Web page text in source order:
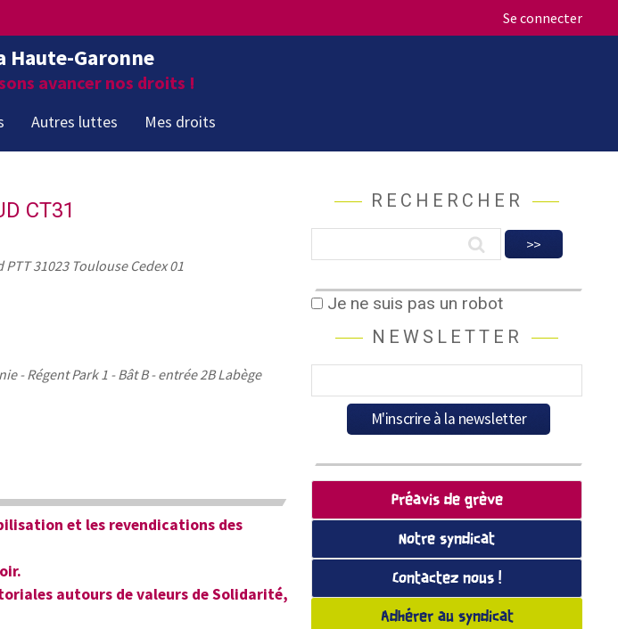
Se connecter
Haute-Garonne
avancer nos droits !
Autres luttes Mes droits
CT31
31023 Toulouse Cedex 01
- Régent Park 1 - Bât B - entrée 2B Labège
et les revendications des
autours de valeurs de Solidarité,
RECHERCHER
Je ne suis pas un robot
NEWSLETTER
Préavis de grève
Notre syndicat
Contactez nous !
Adhérer au syndicat